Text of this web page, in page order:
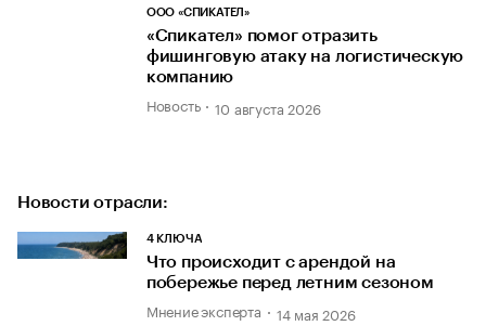
ООО «СПИКАТЕЛ»
«Спикател» помог отразить
фишинговую атаку на логистическую
компанию
Новость 10 августа 2026
Новости отрасли:
4 КЛЮЧА
Что происходит с арендой на
побережье перед летним сезоном
Мнение эксперта 14 мая 2026